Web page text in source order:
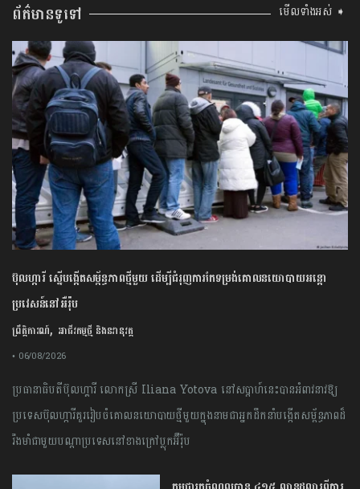
ព័ត៌មានទូទៅ មើលទាំងអស់ ➧
ប៊ុល​ហ្ការី ​ស្នើ​បង្កើត​សម្ព័ន្ធភាព​ថ្មី​មួយ ​ដើម្បី​ជំរុញ​ការ​កែទម្រង់​គោលនយោបាយ​អន្តោ
ប្រវេសន៍​នៅអឺរ៉ុប​
ព្រឹត្តិការណ៍, អាជីវកម្មថ្មី និងនវានុវត្ត
• 06/08/2026
ប្រធានាធិបតី​ប៊ុល​ហ្គារី ​លោកស្រី​ ​Iliana​ ​Yotova​ នៅ​សប្តាហ៍​នេះ​បាន​អំពាវនាវ​ឱ្យ​
ប្រទេស​ប៊ុលហ្ការី​គួរ​រៀបចំ​គោលនយោបាយថ្មីមួយក្នុងនាមជា​អ្នកដឹកនាំ​បង្កើត​សម្ព័ន្ធភាព​ដ៏​
រឹងមាំ​ជាមួយបណ្តា​ប្រទេស​នៅខាងក្រៅ​ប្លុក​អ៊ឺរ៉ុប